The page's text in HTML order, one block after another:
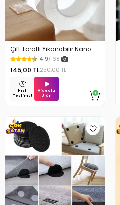
Çift Taraflı Yıkanabilir Nano
Teknoloji Bant 3 mt
4.9/ 68
145,00 TL250,00 TL
Hızlı
Teslimat
Videolu
Ürün